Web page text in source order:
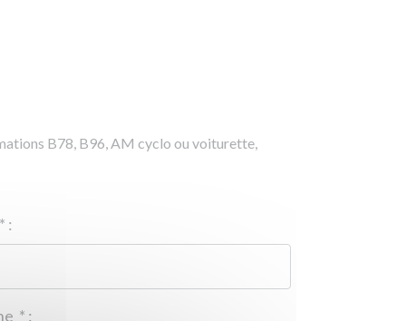
B78, B96, AM cyclo ou voiturette,
* :
* :